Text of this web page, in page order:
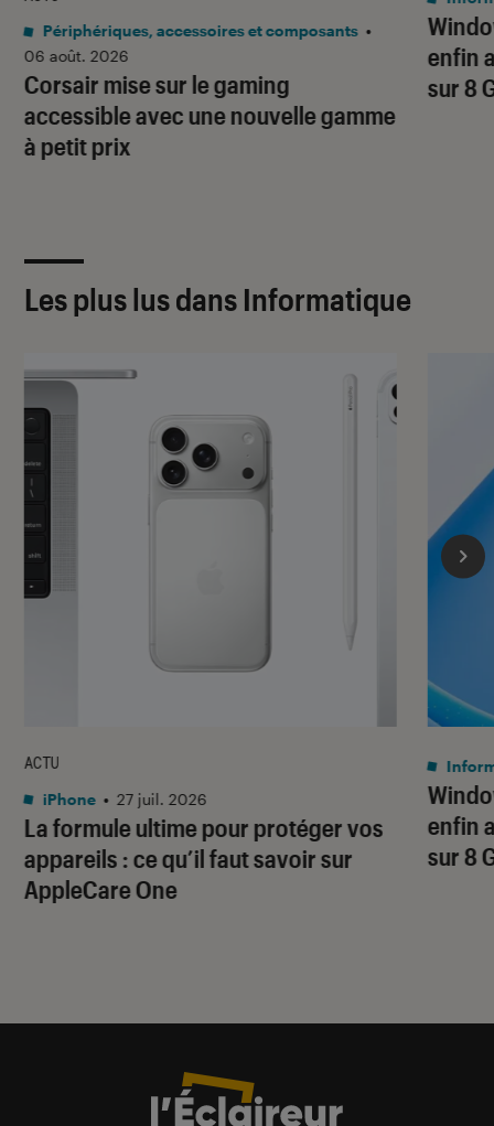
Corsair mise sur le gaming
accessible avec une nouvelle gamme
à petit prix
Périphériques, accessoires et composants •
06 août. 2026
enfin
sur 8
Les plus lus dans Informatique
La formule ultime pour protéger vos
appareils : ce qu’il faut savoir sur
AppleCare One
ACTU
iPhone • 27 juil. 2026
enfin
sur 8